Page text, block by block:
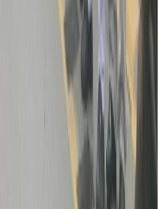
चिनिएका नाम हुन् । उनी
संस्थाका अध्यक्ष समेत रहिसकेका
र लेखबारे तपाईंको कुनै
कृपया हामीलाई निम्न ईमेलमा
र तटस्थ पत्रकारिता गर्न